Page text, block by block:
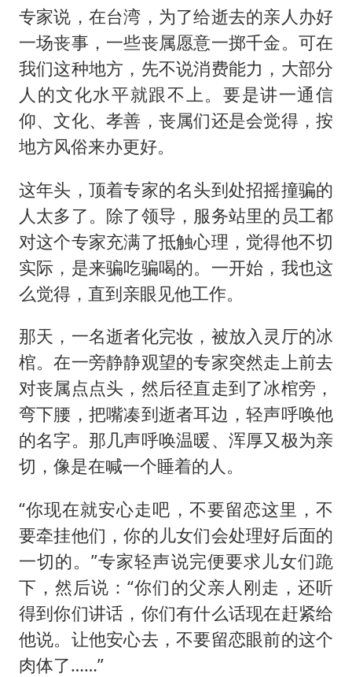
专家说，在台湾，为了给逝去的亲人办好
一场丧事，一些丧属愿意一掷千金。可在
我们这种地方，先不说消费能力，大部分
人的文化水平就跟不上。要是讲一通信
仰、文化、孝善，丧属们还是会觉得，按
地方风俗来办更好。
这年头，顶着专家的名头到处招摇撞骗的
人太多了。除了领导，服务站里的员工都
对这个专家充满了抵触心理，觉得他不切
实际，是来骗吃骗喝的。一开始，我也这
么觉得，直到亲眼见他工作。
那天，一名逝者化完妆，被放入灵厅的冰
棺。在一旁静静观望的专家突然走上前去
对丧属点点头，然后径直走到了冰棺旁，
弯下腰，把嘴凑到逝者耳边，轻声呼唤他
的名字。那几声呼唤温暖、浑厚又极为亲
切，像是在喊一个睡着的人。
“你现在就安心走吧，不要留恋这里，不
要牵挂他们，你的儿女们会处理好后面的
一切的。”专家轻声说完便要求儿女们跪
下，然后说：“你们的父亲人刚走，还听
得到你们讲话，你们有什么话现在赶紧给
他说。让他安心去，不要留恋眼前的这个
肉体了……”